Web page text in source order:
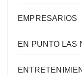
EMPRESARIOS
EN PUNTO LAS